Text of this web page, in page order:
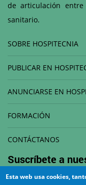
de articulación
sanitario.
SOBRE HOSPITECNIA
PUBLICAR EN
ANUNCIARSE EN
FORMACIÓN
CONTÁCTANOS
Suscríbete a
Esta web usa cookies,